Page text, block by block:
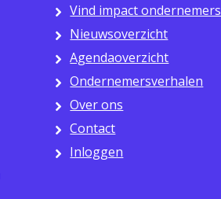
Vind impact ondernemers
Nieuwsoverzicht
Agendaoverzicht
Ondernemersverhalen
Over ons
Contact
Inloggen